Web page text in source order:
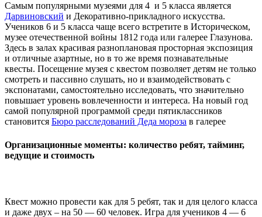
Самым популярными музеями для 4 и 5 класса является
Дарвиновский и Декоративно-прикладного искусства.
Учеников 6 и 5 класса чаще всего встретите в Историческом,
музее отечественной войны 1812 года или галерее Глазунова.
Здесь в залах красивая разноплановая просторная экспозиция
и отличные азартные, но в то же время познавательные
квесты. Посещение музея с квестом позволяет детям не только
смотреть и пассивно слушать, но и взаимодействовать с
экспонатами, самостоятельно исследовать, что значительно
повышает уровень вовлеченности и интереса. На новый год
самой популярной программой среди пятиклассников
становится Бюро расследований Деда мороза в галерее
Организационные моменты: количество ребят, тайминг,
ведущие и стоимость
Квест можно провести как для 5 ребят, так и для целого класса
и даже двух – на 50 — 60 человек. Игра для учеников 4 — 6